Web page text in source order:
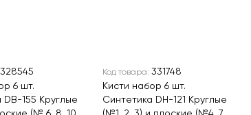
328545
6 шт.
DB-155 Круглые
Код товара:331748
Кисти набор 6 шт.
Синтетика DH-121 Круглые